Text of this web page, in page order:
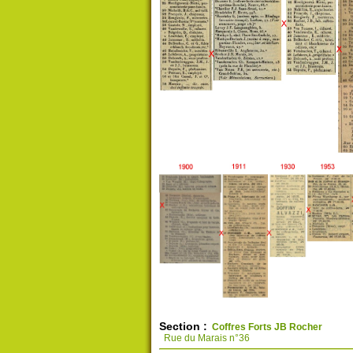
Section : Coffres Forts JB Rocher
Rue du Marais n°36